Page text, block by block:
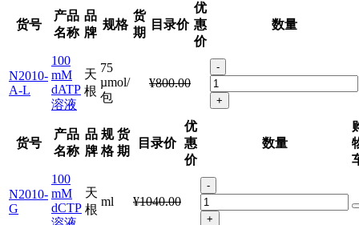
货号
产品
名称
品
牌
规格
货
期
目录价
优
惠
价
数量
N2010-
A-L
100
mM
dATP
溶液
天
根
75
µmol/
包
¥800.00
-
+
货号
产品
名称
品
牌
规
格
货
期
目录价
优
惠
价
数量
N2010-
G
100
mM
dCTP
天
根
ml ¥1040.00
-
+